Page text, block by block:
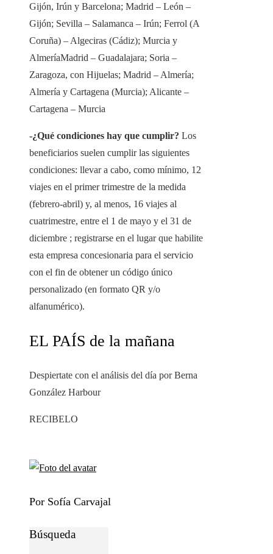
Gijón, Irún y Barcelona; Madrid – León –
Gijón; Sevilla – Salamanca – Irún; Ferrol (A
Coruña) – Algeciras (Cádiz); Murcia y
AlmeríaMadrid – Guadalajara; Soria –
Zaragoza, con Hijuelas; Madrid – Almería;
Almería y Cartagena (Murcia); Alicante –
Cartagena – Murcia
-¿Qué condiciones hay que cumplir? Los
beneficiarios suelen cumplir las siguientes
condiciones: llevar a cabo, como mínimo, 12
viajes en el primer trimestre de la medida
(febrero-abril) y, al menos, 16 viajes al
cuatrimestre, entre el 1 de mayo y el 31 de
diciembre ; registrarse en el lugar que habilite
esta empresa concesionaria para el servicio
con el fin de obtener un código único
personalizado (en formato QR y/o
alfanumérico).
EL PAÍS de la mañana
Despiertate con el análisis del día por Berna
González Harbour
RECIBELO
Por Sofía Carvajal
Búsqueda